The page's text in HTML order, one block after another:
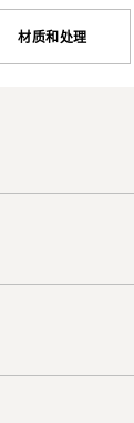
材质和处理